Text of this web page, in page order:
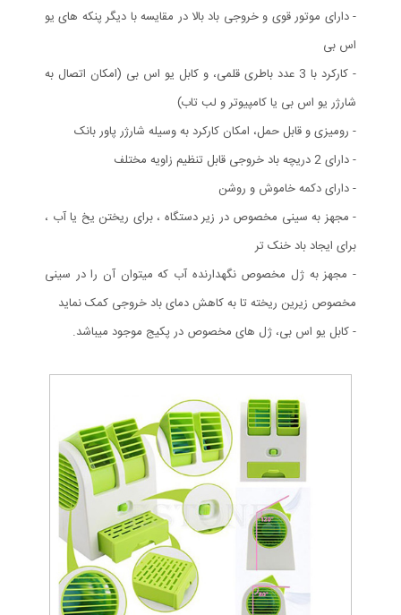
- دارای موتور قوی و خروجی باد بالا در مقایسه با دیگر پنکه های یو
اس بی
- کارکرد با 3 عدد باطری قلمی، و کابل یو اس بی (امکان اتصال به
شارژر یو اس بی یا کامپیوتر و لب تاب)
- رومیزی و قابل حمل، امکان کارکرد به وسیله شارژر پاور بانک
- دارای 2 دریچه باد خروجی قابل تنظیم زاویه مختلف
- دارای دکمه خاموش و روشن
- مجهز به سینی مخصوص در زیر دستگاه ، برای ریختن یخ یا آب ،
برای ایجاد باد خنک تر
- مجهز به ژل مخصوص نگهدارنده آب که میتوان آن را در سینی
مخصوص زیرین ریخته تا به کاهش دمای باد خروجی کمک نماید
- کابل یو اس بی، ژل های مخصوص در پکیج موجود میباشد.